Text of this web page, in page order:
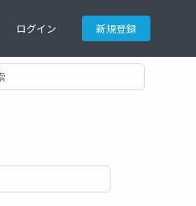
ログイン 新規登録